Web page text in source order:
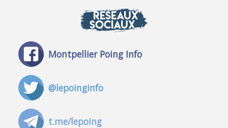
RÉSEAUX
SOCIAUX
Montpellier Poing Info
@lepoinginfo
t.me/lepoing